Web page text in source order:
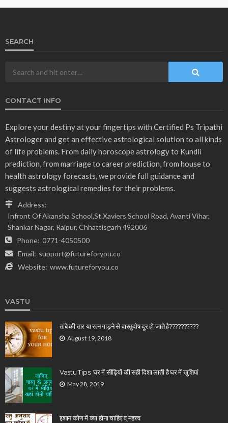
SEARCH
CONTACT INFO
Explore your destiny at your fingertips with Certified Ps Tripathi
Astrologer and get an effective astrological solution to all kinds
of life problems. From daily horoscope astrology to Kundli
prediction, from marriage to career prediction, from house to
health astrology forecasts, we provide full guidance and
suggests astrological remedies for their problems.
Address:
Infront Of Akansha School,St.Xaviers School Road, Avanti Vihar,
Shankar Nagar, Raipur, Chhattisgarh 492006
Phone: 0771-4050500
Email: support@futureforyou.co
Website: www.futureforyou.co
VASTU
तांबे की तार या रत्न गाड़ने से वास्तुदोष दूर हो जाते है??????????
August 19, 2018
Vastu Tips: घर में सीढ़ियों की सही दिशा लाती है घर में खुशियां
May 28, 2019
इशान कोण में क्या होना चाहिए व् महत्त्व